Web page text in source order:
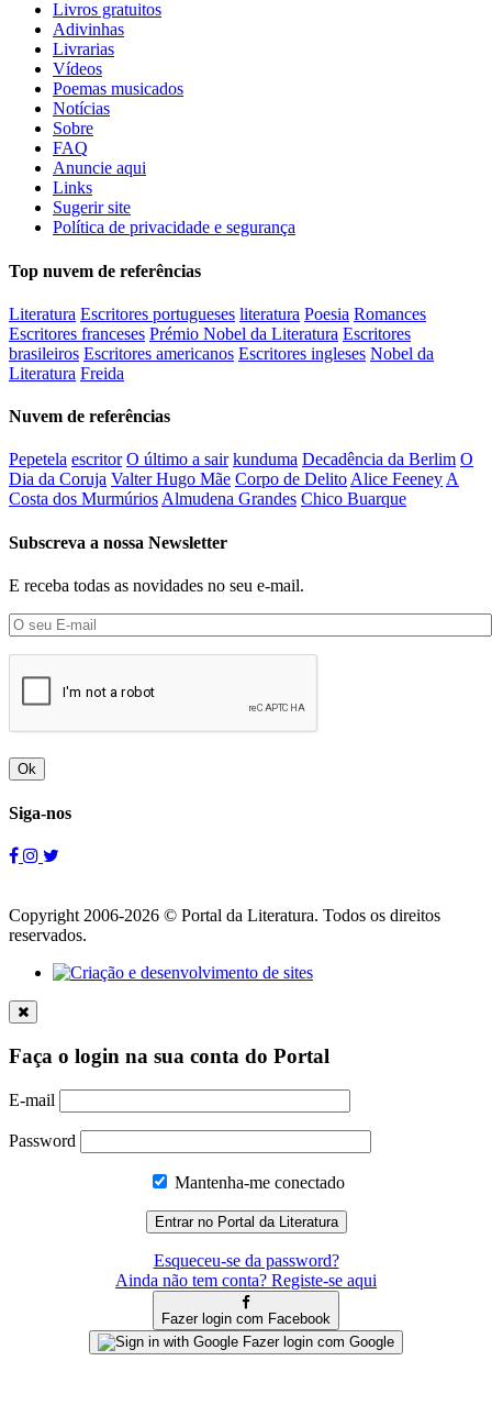
Livros gratuitos
Adivinhas
Livrarias
Vídeos
Poemas musicados
Notícias
Sobre
FAQ
Anuncie aqui
Links
Sugerir site
Política de privacidade e segurança
Top nuvem de referências
Literatura Escritores portugueses literatura Poesia Romances
Escritores franceses Prémio Nobel da Literatura Escritores
brasileiros Escritores americanos Escritores ingleses Nobel da
Literatura Freida
Nuvem de referências
Pepetela escritor O último a sair kunduma Decadência da Berlim O
Dia da Coruja Valter Hugo Mãe Corpo de Delito Alice Feeney A
Costa dos Murmúrios Almudena Grandes Chico Buarque
Subscreva a nossa Newsletter
E receba todas as novidades no seu e-mail.
Ok
Siga-nos
Copyright 2006-2026 © Portal da Literatura. Todos os direitos
reservados.
Faça o login na sua conta do Portal
E-mail
Password
Mantenha-me conectado
Esqueceu-se da password?
Ainda não tem conta? Registe-se aqui
Fazer login com Facebook
Fazer login com Google